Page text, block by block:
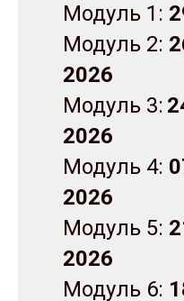
Модуль 1:
Модуль 2:
2026
Модуль 3:
2026
Модуль 4:
2026
Модуль 5:
2026
Модуль 6: